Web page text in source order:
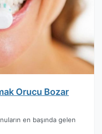
Orucu Bozar
en başında gelen